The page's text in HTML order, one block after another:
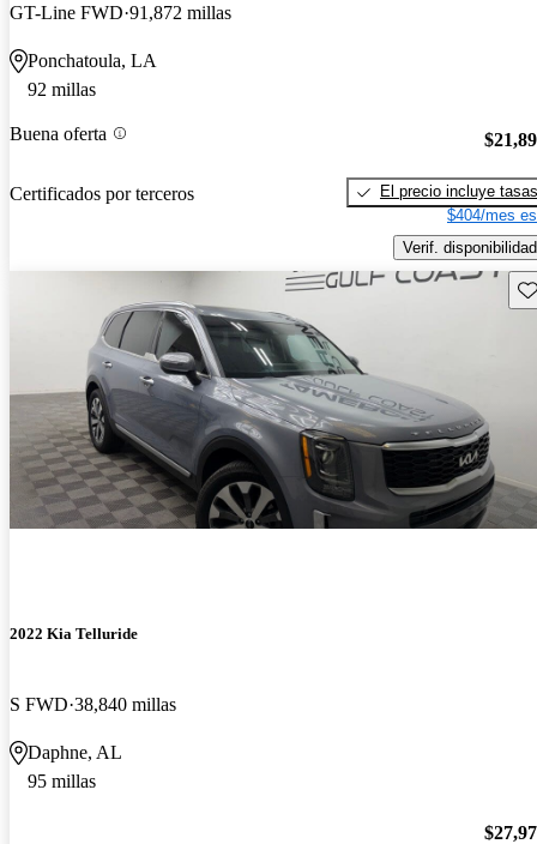
GT-Line FWD 91,872 millas
Ponchatoula, LA
92 millas
Buena oferta
Certificados por terceros
El precio incluye tasas
$404/mes
Verif. disponibilidad
2022 Kia Telluride
S FWD 38,840 millas
Daphne, AL
95 millas